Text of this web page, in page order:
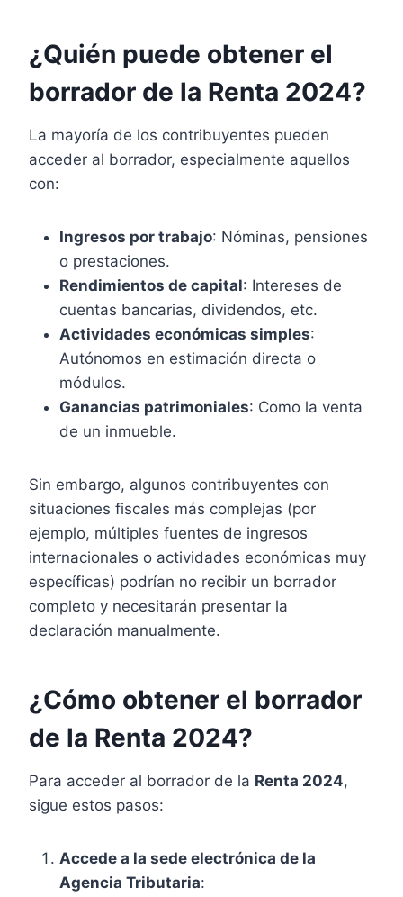
¿Quién puede obtener el
borrador de la Renta 2024?
La mayoría de los contribuyentes pueden
acceder al borrador, especialmente aquellos
con:
Ingresos por trabajo: Nóminas, pensiones
o prestaciones.
Rendimientos de capital: Intereses de
cuentas bancarias, dividendos, etc.
Actividades económicas simples:
Autónomos en estimación directa o
módulos.
Ganancias patrimoniales: Como la venta
de un inmueble.
Sin embargo, algunos contribuyentes con
situaciones fiscales más complejas (por
ejemplo, múltiples fuentes de ingresos
internacionales o actividades económicas muy
específicas) podrían no recibir un borrador
completo y necesitarán presentar la
declaración manualmente.
¿Cómo obtener el borrador
de la Renta 2024?
Para acceder al borrador de la Renta 2024,
sigue estos pasos:
Accede a la sede electrónica de la
Agencia Tributaria: